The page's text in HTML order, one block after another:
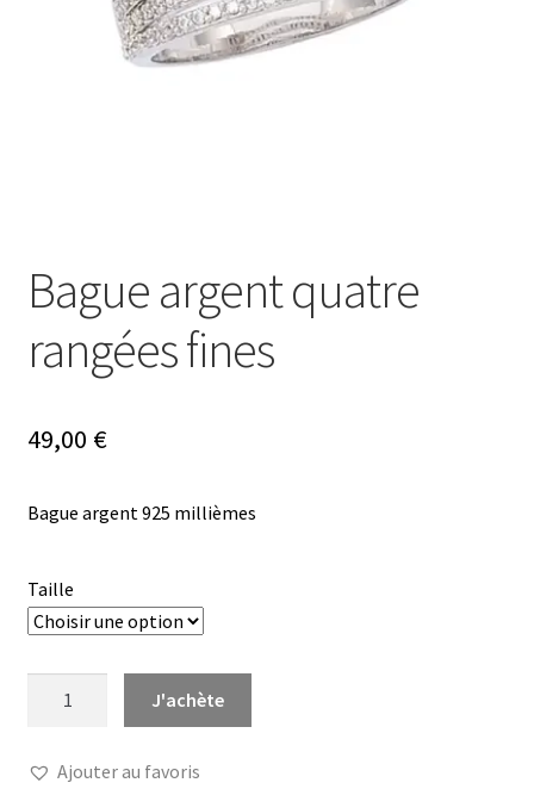
Bague argent quatre
rangées fines
49,00 €
Bague argent 925 millièmes
Taille
argent
J'achète
Ajouter au favoris